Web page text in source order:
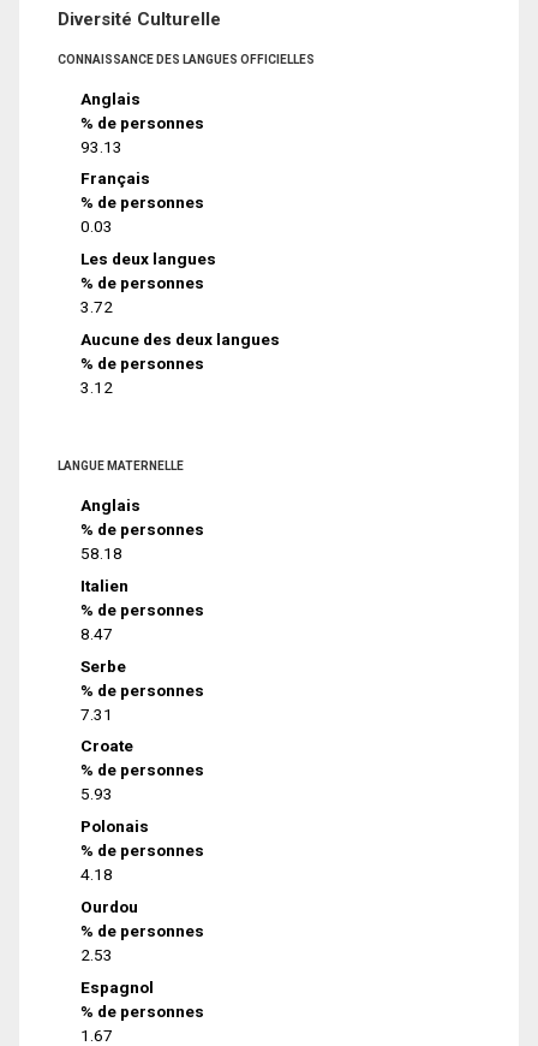
Diversité Culturelle
CONNAISSANCE DES LANGUES OFFICIELLES
Anglais
% de personnes
93.13
Français
% de personnes
0.03
Les deux langues
% de personnes
3.72
Aucune des deux langues
% de personnes
3.12
LANGUE MATERNELLE
Anglais
% de personnes
58.18
Italien
% de personnes
8.47
Serbe
% de personnes
7.31
Croate
% de personnes
5.93
Polonais
% de personnes
4.18
Ourdou
% de personnes
2.53
Espagnol
% de personnes
1.67